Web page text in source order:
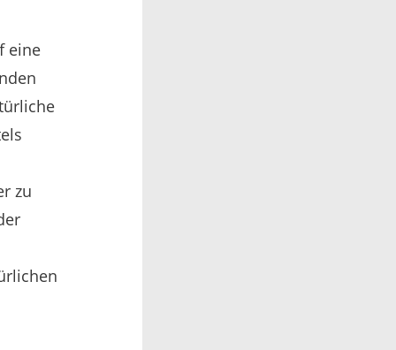
eine
zu